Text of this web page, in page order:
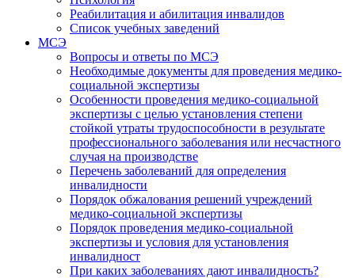
Реабилитация и абилитация инвалидов
Список учебных заведений
МСЭ
Вопросы и ответы по МСЭ
Необходимые документы для проведения медико-
социальной экспертизы
Особенности проведения медико-социальной
экспертизы с целью установления степени
стойкой утраты трудоспособности в результате
профессионального заболевания или несчастного
случая на производстве
Перечень заболеваний для определения
инвалидности
Порядок обжалования решений учреждений
медико-социальной экспертизы
Порядок проведения медико-социальной
экспертизы и условия для установления
инвалидност
При каких заболеваниях дают инвалидность?